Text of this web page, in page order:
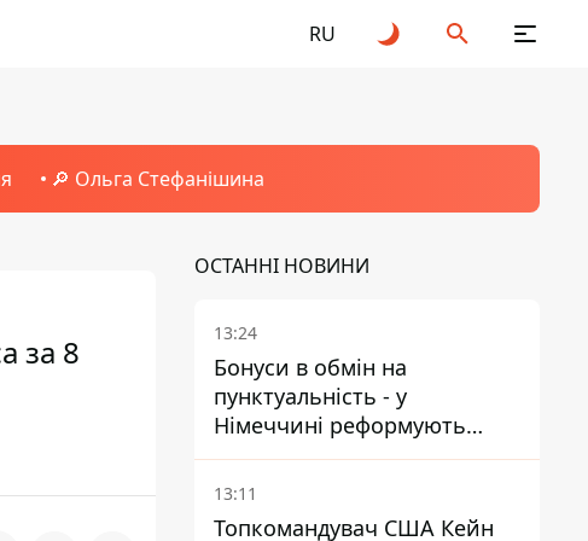
RU
🔎 Ольга Стефанішина
за 8
ОСТАННІ НОВИНИ
13:24
Бонуси в обмін на
пунктуальність - у
Німеччині реформують
преміювання керівництва
Deutsche Bahn
13:11
Топкомандувач США Кейн